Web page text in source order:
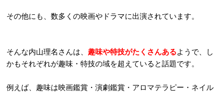
その他にも、数多くの映画やドラマに出演されています。
そんな内山理名さんは、 趣味や特技がたくさんあるようで、し
かもそれぞれが趣味・特技の域を超えていると話題です。
例えば、趣味は映画鑑賞・演劇鑑賞・アロマテラピー・ネイル